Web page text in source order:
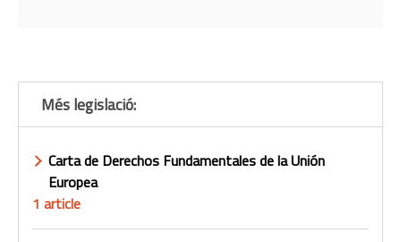
Més legislació:
Carta de Derechos Fundamentales de la Unión
Europea
1 article